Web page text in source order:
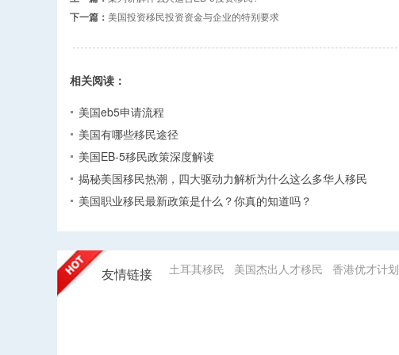
下一篇： 美国投资移民投资资金与企业的特别要求
相关阅读：
美国eb5申请流程
美国有哪些移民途径
美国EB-5移民政策深度解读
揭秘美国移民热潮，四大驱动力解析为什么这么多华人移民
美国职业移民最新政策是什么？你真的知道吗？
友情链接 土耳其移民 美国杰出人才移民 香港优才计划